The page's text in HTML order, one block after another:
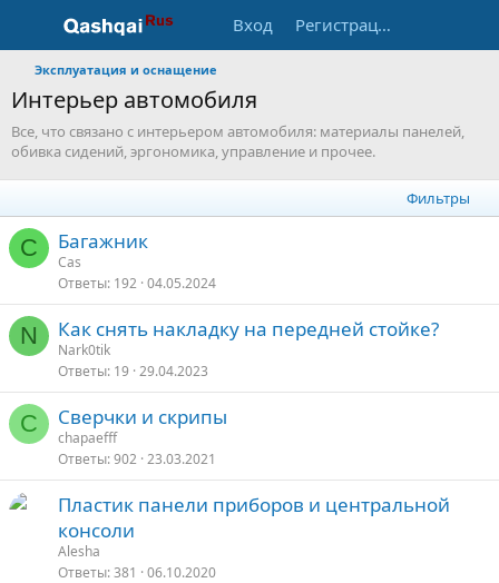
Вход Регистрация
Эксплуатация и оснащение
Интерьер автомобиля
Все, что связано с интерьером автомобиля: материалы панелей,
обивка сидений, эргономика, управление и прочее.
Фильтры
C Багажник
Cas
Ответы 192 04.05.2024
N Как снять накладку на передней стойке?
Nark0tik
Ответы 19 29.04.2023
C Сверчки и скрипы
chapaefff
Ответы 902 23.03.2021
Пластик панели приборов и центральной
консоли
Alesha
Ответы 381 06.10.2020